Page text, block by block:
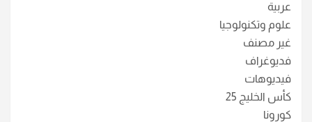
عربية
علوم وتكنولوجيا
غير مصنف
فديوغراف
فيديوهات
كأس الخليج 25
كورونا